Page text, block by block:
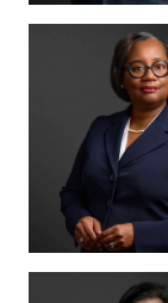
SOCIO
BENSON
VARGHESE
CERTIFICADO
COLEGIO DE
ABOGADOS ·
DERECHO